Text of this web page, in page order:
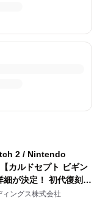
2 / Nintendo
カルドセプト ビギン
細が決定！ 初代復刻版
ど豪華特典を同梱
ングス株式会社